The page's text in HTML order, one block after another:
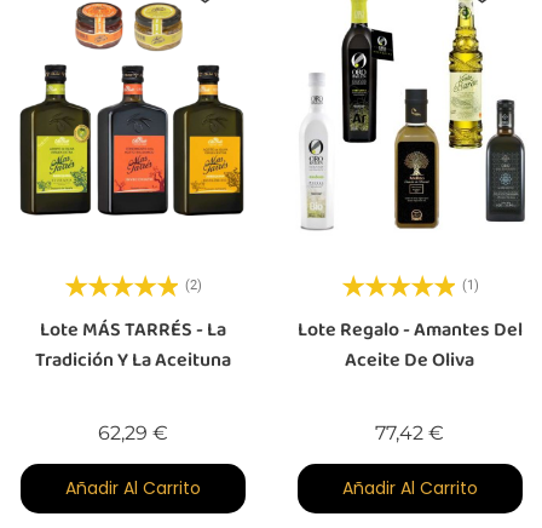
(2)
Lote MÁS TARRÉS - La
Tradición Y La Aceituna
62,29 €Precio
Añadir Al Carrito
(1)
Lote Regalo - Amantes Del
Aceite De Oliva
77,42 €
Añadir Al Carrito